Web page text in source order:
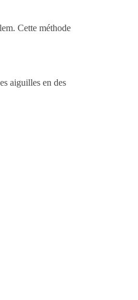
Cette méthode
aiguilles en des